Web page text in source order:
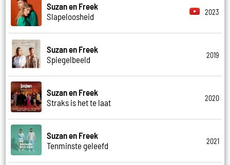
Suzan en Freek
Slapeloosheid
2023
Suzan en Freek
Spiegelbeeld
2019
Suzan en Freek
Straks is het te laat
2020
Suzan en Freek
Tenminste geleefd
2021